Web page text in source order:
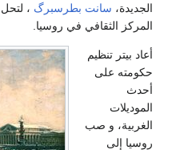
الجديدة، سانت بطرسبرگ ،
المركز الثقافي في روسيا.
أعاد بيتر تنظيم
حكومته على
أحدث
الموديلات
الغربية، و صب
روسيا إلى